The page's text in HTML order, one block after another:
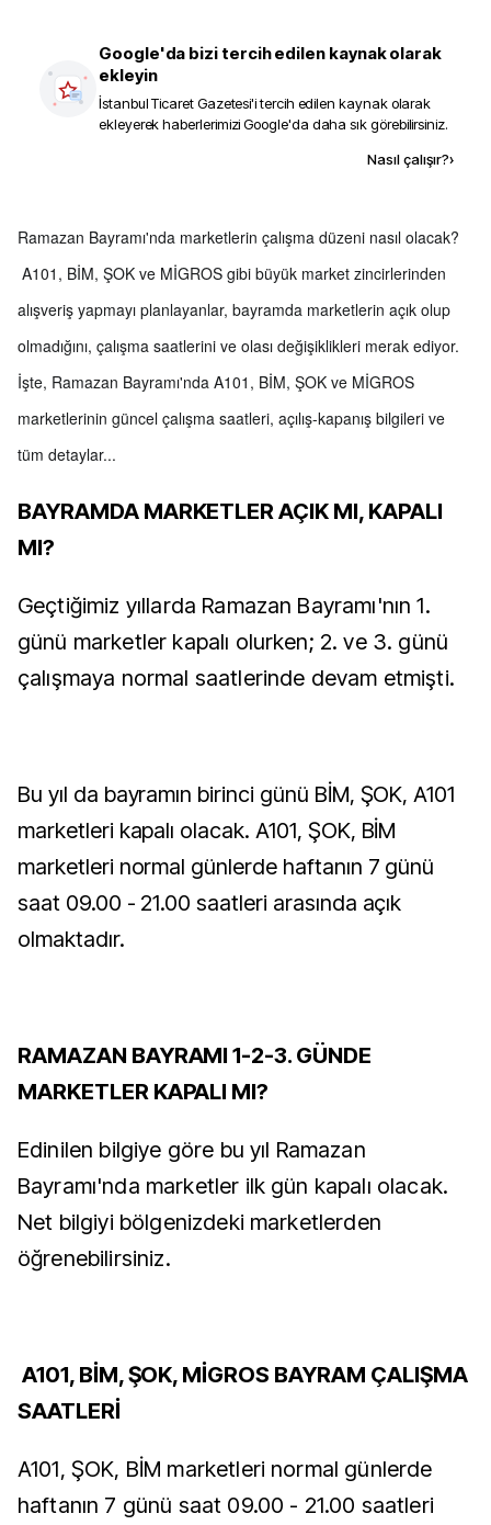
Google'da bizi tercih edilen kaynak olarak
ekleyin
İstanbul Ticaret Gazetesi'i tercih edilen kaynak olarak
ekleyerek haberlerimizi Google'da daha sık görebilirsiniz.
Nasıl çalışır?›
Ramazan Bayramı'nda marketlerin çalışma düzeni nasıl olacak?
A101, BİM, ŞOK ve MİGROS gibi büyük market zincirlerinden
alışveriş yapmayı planlayanlar, bayramda marketlerin açık olup
olmadığını, çalışma saatlerini ve olası değişiklikleri merak ediyor.
İşte, Ramazan Bayramı'nda A101, BİM, ŞOK ve MİGROS
marketlerinin güncel çalışma saatleri, açılış-kapanış bilgileri ve
tüm detaylar...
BAYRAMDA MARKETLER AÇIK MI, KAPALI
MI?
Geçtiğimiz yıllarda Ramazan Bayramı'nın 1.
günü marketler kapalı olurken; 2. ve 3. günü
çalışmaya normal saatlerinde devam etmişti.
Bu yıl da bayramın birinci günü BİM, ŞOK, A101
marketleri kapalı olacak. A101, ŞOK, BİM
marketleri normal günlerde haftanın 7 günü
saat 09.00 - 21.00 saatleri arasında açık
olmaktadır.
RAMAZAN BAYRAMI 1-2-3. GÜNDE
MARKETLER KAPALI MI?
Edinilen bilgiye göre bu yıl Ramazan
Bayramı'nda marketler ilk gün kapalı olacak.
Net bilgiyi bölgenizdeki marketlerden
öğrenebilirsiniz.
A101, BİM, ŞOK, MİGROS BAYRAM ÇALIŞMA
SAATLERİ
A101, ŞOK, BİM marketleri normal günlerde
haftanın 7 günü saat 09.00 - 21.00 saatleri